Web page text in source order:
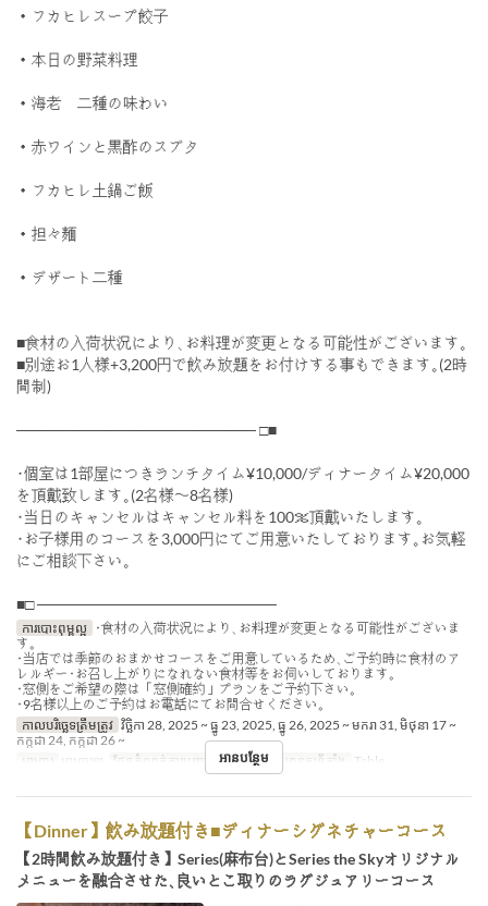
・フカヒレスープ餃子
・本日の野菜料理
・海老 二種の味わい
・赤ワインと黒酢のスブタ
・フカヒレ土鍋ご飯
・担々麺
・デザート二種
■食材の入荷状況により､お料理が変更となる可能性がございます｡
■別途お1人様+3,200円で飲み放題をお付けする事もできます｡(2時
間制)
────────────────────── □■
･個室は1部屋につきランチタイム¥10,000/ディナータイム¥20,000
を頂戴致します｡(2名様〜8名様)
･当日のキャンセルはキャンセル料を100％頂戴いたします｡
･お子様用のコースを3,000円にてご用意いたしております｡お気軽
にご相談下さい｡
■□ ──────────────────────
ការបោះពុម្ពល្អ
･食材の入荷状況により､お料理が変更となる可能性がございま
す｡
･当店では季節のおまかせコースをご用意しているため､ご予約時に食材のア
レルギー･お召し上がりになれない食材等をお伺いしております｡
･窓側をご希望の際は「窓側確約」プランをご予約下さい｡
･9名様以上のご予約はお電話にてお問合せください｡
កាលបរិច្ឆេទត្រឹមត្រូវ វិច្ឆិកា 28, 2025 ~ ធ្នូ 23, 2025, ធ្នូ 26, 2025 ~ មករា 31, មិថុនា 17 ~
កក្កដា 24, កក្កដា 26 ~
អាហារ
អាហារឡ ដែនកំណត់ការបញ្ជាទិញ 2 ~ 8 ប្រភេទកន្រ្ត័តាំង Table
អានបន្ថែម
【Dinner】飲み放題付き■ディナーシグネチャーコース
【2時間飲み放題付き】Series(麻布台)とSeries the Skyオリジナル
メニューを融合させた､良いとこ取りのラグジュアリーコース